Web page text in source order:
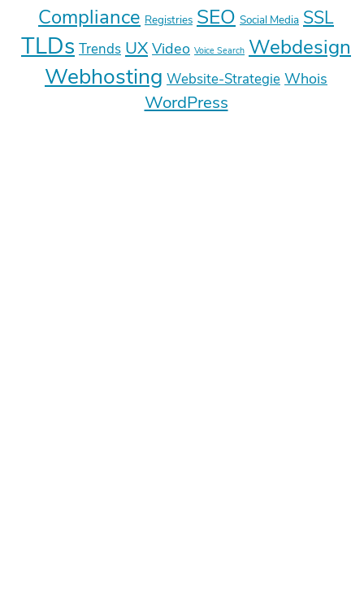
Compliance Registries SEO Social Media SSL
TLDs Trends UX Video Voice Search Webdesign
Webhosting Website-Strategie Whois
WordPress